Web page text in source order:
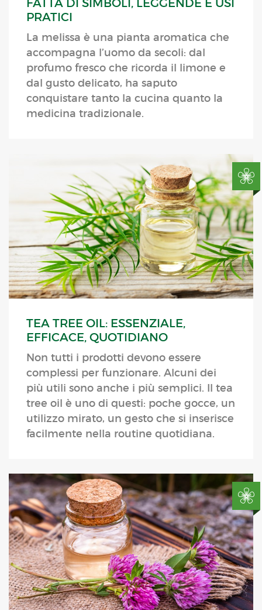
FATTA DI SIMBOLI, LEGGENDE E USI
PRATICI
La melissa è una pianta aromatica che
accompagna l’uomo da secoli: dal
profumo fresco che ricorda il limone e
dal gusto delicato, ha saputo
conquistare tanto la cucina quanto la
medicina tradizionale.
TEA TREE OIL: ESSENZIALE,
EFFICACE, QUOTIDIANO
Non tutti i prodotti devono essere
complessi per funzionare. Alcuni dei
più utili sono anche i più semplici. Il tea
tree oil è uno di questi: poche gocce, un
utilizzo mirato, un gesto che si inserisce
facilmente nella routine quotidiana.